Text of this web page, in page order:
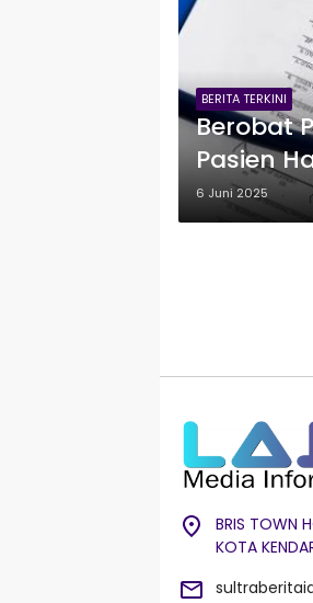
BERITA TERKINI
Berobat
Pasien
6 Juni 2025
BRIS TOWN
KOTA